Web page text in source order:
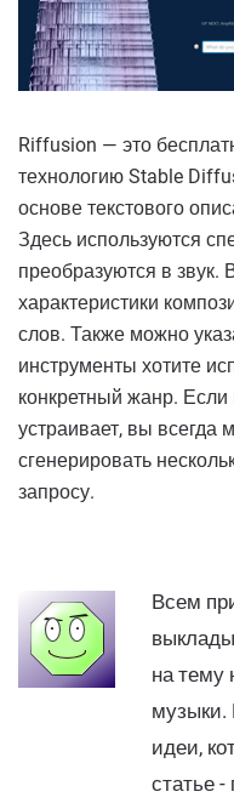
Riffusion — это
технологию Stable
основе текстового
Здесь используются
преобразуются в звук.
характеристики
слов. Также можно
инструменты хотите
конкретный жанр. Если
устраивает, вы всегда
сгенерировать
запросу.
Всем
на тему
музыки.
идеи,
статье